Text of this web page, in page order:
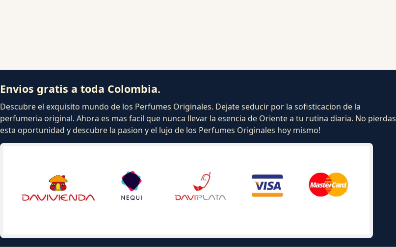
Envios gratis a toda Colombia.
Descubre el exquisito mundo de los Perfumes Originales. Dejate seducir por la sofisticacion de la
perfumeria original. Ahora es mas facil que nunca llevar la esencia de Oriente a tu rutina diaria. No pierdas
esta oportunidad y descubre la pasion y el lujo de los Perfumes Originales hoy mismo!